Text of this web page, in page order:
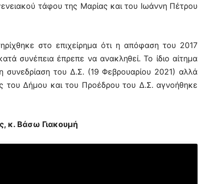
τάφου της Μαρίας και του Ιωάννη Πέτρου
στο επιχείρημα ότι η απόφαση του 2017
συνέπεια έπρεπε να ανακληθεί. Το ίδιο αίτημα
συνεδρίαση του Δ.Σ. (19 Φεβρουαρίου 2021) αλλά
του Δήμου και του Προέδρου του Δ.Σ. αγνοήθηκε
κ. Βάσω Γιακουμή